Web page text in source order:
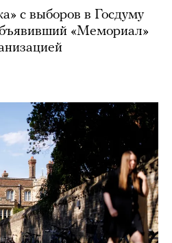
с выборов в Госдуму
«Мемориал»